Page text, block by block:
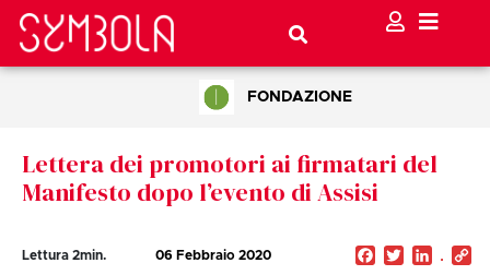
FONDAZIONE
Lettera dei promotori ai firmatari del
Manifesto dopo l’evento di Assisi
Lettura 2min. 06 Febbraio 2020 Facebook
Twitter